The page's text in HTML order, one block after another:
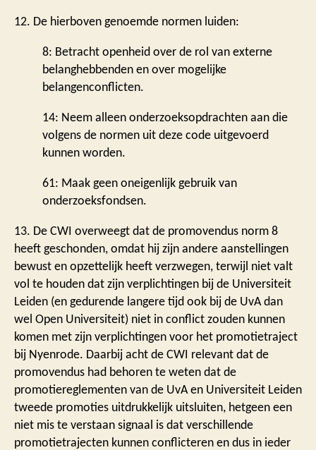
12. De hierboven genoemde normen luiden:
8: Betracht openheid over de rol van externe
belanghebbenden en over mogelijke
belangenconflicten.
14: Neem alleen onderzoeksopdrachten aan die
volgens de normen uit deze code uitgevoerd
kunnen worden.
61: Maak geen oneigenlijk gebruik van
onderzoeksfondsen.
13. De CWI overweegt dat de promovendus norm 8
heeft geschonden, omdat hij zijn andere aanstellingen
bewust en opzettelijk heeft verzwegen, terwijl niet valt
vol te houden dat zijn verplichtingen bij de Universiteit
Leiden (en gedurende langere tijd ook bij de UvA dan
wel Open Universiteit) niet in conflict zouden kunnen
komen met zijn verplichtingen voor het promotietraject
bij Nyenrode. Daarbij acht de CWI relevant dat de
promovendus had behoren te weten dat de
promotiereglementen van de UvA en Universiteit Leiden
tweede promoties uitdrukkelijk uitsluiten, hetgeen een
niet mis te verstaan signaal is dat verschillende
promotietrajecten kunnen conflicteren en dus in ieder